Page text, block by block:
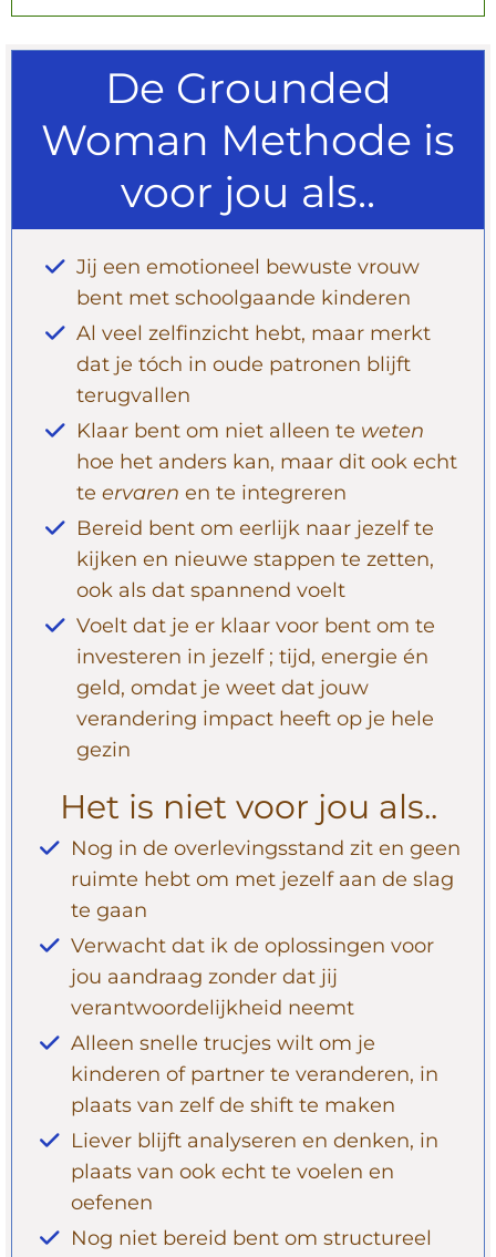
De Grounded
Woman Methode is
voor jou als..
Jij een emotioneel bewuste vrouw
bent met schoolgaande kinderen
Al veel zelfinzicht hebt, maar merkt
dat je tóch in oude patronen blijft
terugvallen
Klaar bent om niet alleen te weten
hoe het anders kan, maar dit ook echt
te ervaren en te integreren
Bereid bent om eerlijk naar jezelf te
kijken en nieuwe stappen te zetten,
ook als dat spannend voelt
Voelt dat je er klaar voor bent om te
investeren in jezelf ; tijd, energie én
geld, omdat je weet dat jouw
verandering impact heeft op je hele
gezin
Het is niet voor jou als..
Nog in de overlevingsstand zit en geen
ruimte hebt om met jezelf aan de slag
te gaan
Verwacht dat ik de oplossingen voor
jou aandraag zonder dat jij
verantwoordelijkheid neemt
Alleen snelle trucjes wilt om je
kinderen of partner te veranderen, in
plaats van zelf de shift te maken
Liever blijft analyseren en denken, in
plaats van ook echt te voelen en
oefenen
Nog niet bereid bent om structureel